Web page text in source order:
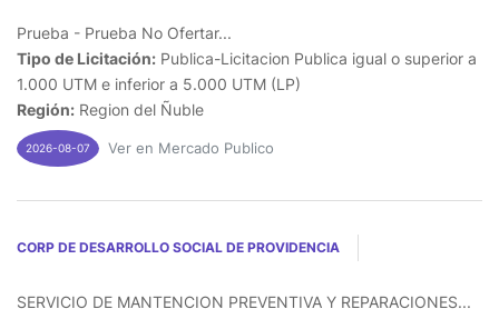
Prueba - Prueba No Ofertar...
Tipo de Licitación: Publica-Licitacion Publica igual o superior a
1.000 UTM e inferior a 5.000 UTM (LP)
Región: Region del Ñuble
2026-08-07 Ver en Mercado Publico
CORP DE DESARROLLO SOCIAL DE PROVIDENCIA
SERVICIO DE MANTENCION PREVENTIVA Y REPARACIONES...